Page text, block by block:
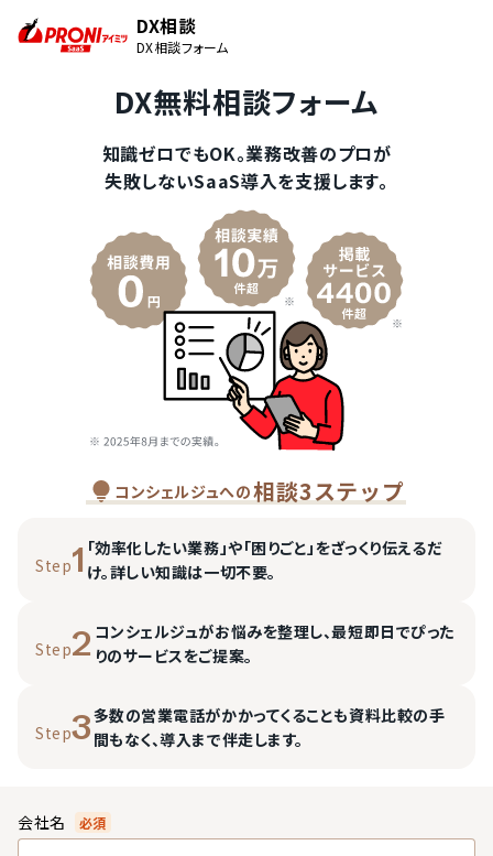
DX相談
DX相談フォーム
DX無料相談フォーム
知識ゼロでもOK。業務改善のプロが
失敗しないSaaS導入を支援します。
コンシェルジュへの相談3ステップ
Step1 「効率化したい業務」や「困りごと」をざっくり伝えるだ
け。詳しい知識は一切不要。
Step2 コンシェルジュがお悩みを整理し、最短即日でぴった
りのサービスをご提案。
Step3多数の営業電話がかかってくることも資料比較の手
間もなく、導入まで伴走します。
会社名 必須